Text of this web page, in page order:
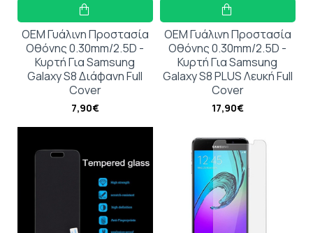
OEM Γυάλινη Προστασία
Οθόνης 0.30mm/2.5D -
Κυρτή Για Samsung
Galaxy S8 Διάφανη Full
Cover
7,90€
OEM Γυάλινη Προστασία
Οθόνης 0.30mm/2.5D -
Κυρτή Για Samsung
Galaxy S8 PLUS Λευκή Full
Cover
17,90€